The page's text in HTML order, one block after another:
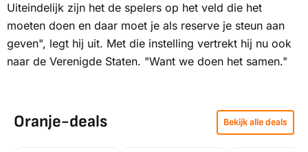
Uiteindelijk zijn het de spelers op het veld die het
moeten doen en daar moet je als reserve je steun aan
geven", legt hij uit. Met die instelling vertrekt hij nu ook
naar de Verenigde Staten. "Want we doen het samen."
Oranje-deals Bekijk alle deals